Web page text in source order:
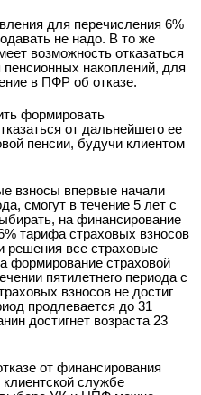
для перечисления 6%
не надо. В то же
возможность отказаться
накоплений, для
в ПФР об отказе.
формировать
от дальнейшего ее
пенсии, будучи клиентом
взносы впервые начали
смогут в течение 5 лет с
на финансирование
тарифа страховых взносов
решения все страховые
формирование страховой
пятилетнего периода с
взносов не достиг
продлевается до 31
достигнет возраста 23
от финансирования
службе